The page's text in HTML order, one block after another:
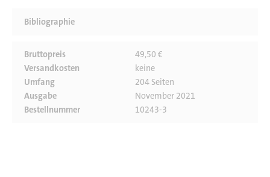
Bibliographie
Bruttopreis
49,50 €
Versandkosten
keine
Umfang
204 Seiten
Ausgabe
November 2021
Bestellnummer
10243-3